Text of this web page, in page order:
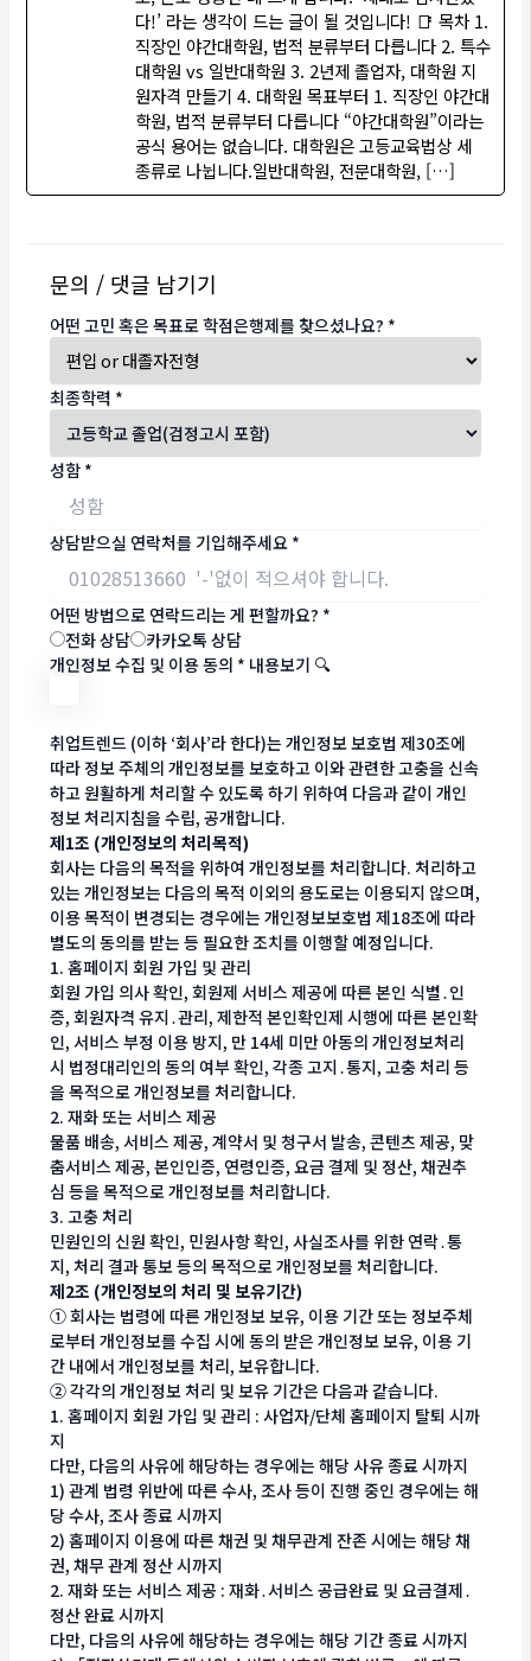
다!’ 라는 생각이 드는 글이 될 것입니다! 📑 목차 1.
직장인 야간대학원, 법적 분류부터 다릅니다 2. 특수
대학원 vs 일반대학원 3. 2년제 졸업자, 대학원 지
원자격 만들기 4. 대학원 목표부터 1. 직장인 야간대
학원, 법적 분류부터 다릅니다 “야간대학원”이라는
공식 용어는 없습니다. 대학원은 고등교육법상 세
종류로 나뉩니다.일반대학원, 전문대학원, […]
문의 / 댓글 남기기
어떤 고민 혹은 목표로 학점은행제를 찾으셨나요? *
최종학력 *
성함 *
상담받으실 연락처를 기입해주세요 *
어떤 방법으로 연락드리는 게 편할까요? *
전화 상담
카카오톡 상담
개인정보 수집 및 이용 동의 * 내용보기 🔍
취업트렌드 (이하 ‘회사’라 한다)는 개인정보 보호법 제30조에
따라 정보 주체의 개인정보를 보호하고 이와 관련한 고충을 신속
하고 원활하게 처리할 수 있도록 하기 위하여 다음과 같이 개인
정보 처리지침을 수립, 공개합니다.
제1조 (개인정보의 처리목적)
회사는 다음의 목적을 위하여 개인정보를 처리합니다. 처리하고
있는 개인정보는 다음의 목적 이외의 용도로는 이용되지 않으며,
이용 목적이 변경되는 경우에는 개인정보보호법 제18조에 따라
별도의 동의를 받는 등 필요한 조치를 이행할 예정입니다.
1. 홈페이지 회원 가입 및 관리
회원 가입 의사 확인, 회원제 서비스 제공에 따른 본인 식별․인
증, 회원자격 유지․관리, 제한적 본인확인제 시행에 따른 본인확
인, 서비스 부정 이용 방지, 만 14세 미만 아동의 개인정보처리
시 법정대리인의 동의 여부 확인, 각종 고지․통지, 고충 처리 등
을 목적으로 개인정보를 처리합니다.
2. 재화 또는 서비스 제공
물품 배송, 서비스 제공, 계약서 및 청구서 발송, 콘텐츠 제공, 맞
춤서비스 제공, 본인인증, 연령인증, 요금 결제 및 정산, 채권추
심 등을 목적으로 개인정보를 처리합니다.
3. 고충 처리
민원인의 신원 확인, 민원사항 확인, 사실조사를 위한 연락․통
지, 처리 결과 통보 등의 목적으로 개인정보를 처리합니다.
제2조 (개인정보의 처리 및 보유기간)
① 회사는 법령에 따른 개인정보 보유, 이용 기간 또는 정보주체
로부터 개인정보를 수집 시에 동의 받은 개인정보 보유, 이용 기
간 내에서 개인정보를 처리, 보유합니다.
② 각각의 개인정보 처리 및 보유 기간은 다음과 같습니다.
1. 홈페이지 회원 가입 및 관리 : 사업자/단체 홈페이지 탈퇴 시까
지
다만, 다음의 사유에 해당하는 경우에는 해당 사유 종료 시까지
1) 관계 법령 위반에 따른 수사, 조사 등이 진행 중인 경우에는 해
당 수사, 조사 종료 시까지
2) 홈페이지 이용에 따른 채권 및 채무관계 잔존 시에는 해당 채
권, 채무 관계 정산 시까지
2. 재화 또는 서비스 제공 : 재화․서비스 공급완료 및 요금결제․
정산 완료 시까지
다만, 다음의 사유에 해당하는 경우에는 해당 기간 종료 시까지